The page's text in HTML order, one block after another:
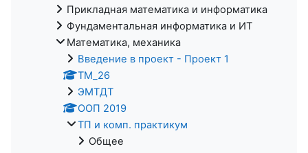
Прикладная математика и информатика
Фундаментальная информатика и ИТ
Математика, механика
Введение в проект - Проект 1
ТМ_26
ЭМТДТ
ООП 2019
ТП и комп. практикум
Общее